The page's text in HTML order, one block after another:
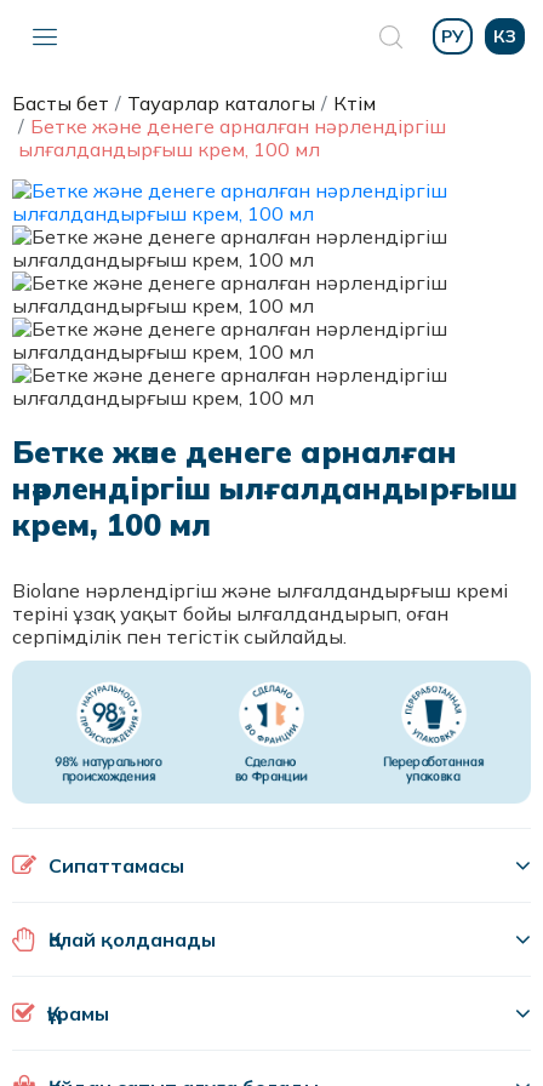
РУ КЗ
Басты бет Тауарлар каталогы
Күтім
Бетке және денеге арналған нәрлендіргіш
ылғалдандырғыш крем, 100 мл
Бетке және денеге арналған
нәрлендіргіш ылғалдандырғыш
крем, 100 мл
Biolane нәрлендіргіш және ылғалдандырғыш кремі
теріні ұзақ уақыт бойы ылғалдандырып, оған
серпімділік пен тегістік сыйлайды.
Сипаттамасы
Қалай қолданады
Құрамы